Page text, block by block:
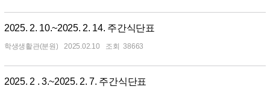
2025. 2. 10.~2025. 2. 14. 주간식단표
학생생활관(분원) 2025.02.10 38663
2025. 2 . 3.~2025. 2. 7. 주간식단표